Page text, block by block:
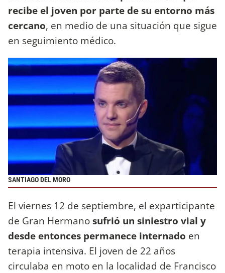
recibe el joven por parte de su entorno más
cercano, en medio de una situación que sigue
en seguimiento médico.
SANTIAGO DEL MORO
El viernes 12 de septiembre, el exparticipante
de Gran Hermanosufrió un siniestro vial y
desde entonces permanece internado en
terapia intensiva. El joven de 22 años
circulaba en moto en la localidad de Francisco